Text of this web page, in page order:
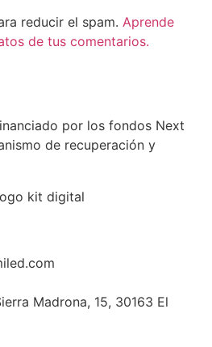
reducir el spam. Aprende
de tus comentarios.
por los fondos Next
de recuperación y
Madrona, 15, 30163 El